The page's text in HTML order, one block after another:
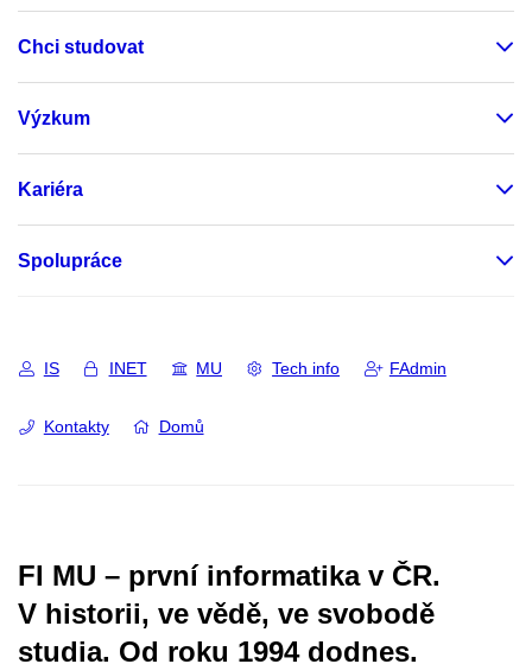
Chci studovat
Výzkum
Kariéra
Spolupráce
IS INET MU Tech info FAdmin
Kontakty Domů
FI MU – první informatika v ČR.
V historii, ve vědě, ve svobodě
studia. Od roku 1994 dodnes.